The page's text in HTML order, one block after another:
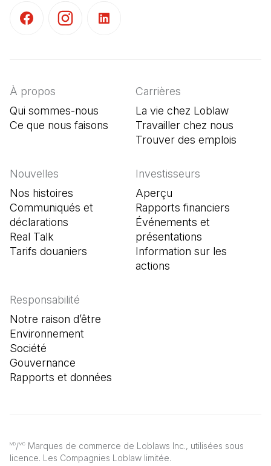
MD/MC Marques de commerce de Loblaws Inc., utilisées sous
licence. Les Compagnies Loblaw limitée.
À propos
Qui sommes-nous
Ce que nous faisons
Carrières
La vie chez Loblaw
Travailler chez nous
Trouver des emplois
Nouvelles
Nos histoires
Communiqués et
déclarations
Real Talk
Tarifs douaniers
Investisseurs
Aperçu
Rapports financiers
Événements et
présentations
Information sur les
actions
Responsabilité
Notre raison d’être
Environnement
Société
Gouvernance
Rapports et données